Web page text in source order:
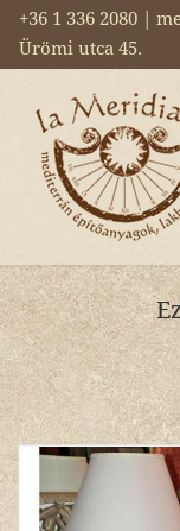
+36 1 336 2080 |
Ürömi utca 45.